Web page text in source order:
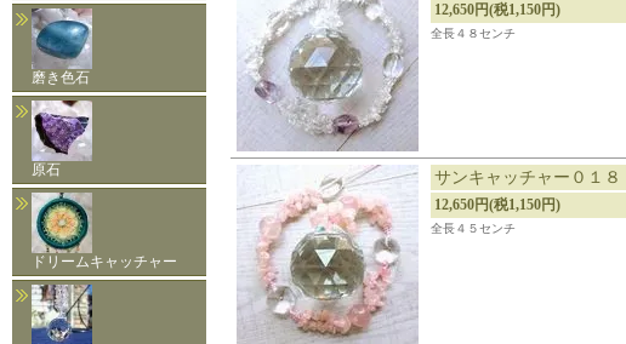
磨き色石
原石
ドリームキャッチャー
12,650円(税1,150円)
全長４８センチ
サンキャッチャー０１８
12,650円(税1,150円)
全長４５センチ